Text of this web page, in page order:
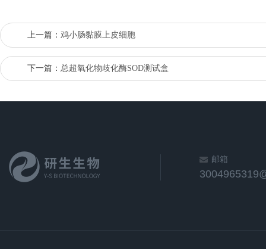
上一篇： 鸡小肠黏膜上皮细胞
下一篇： 总超氧化物歧化酶SOD测试盒
邮箱